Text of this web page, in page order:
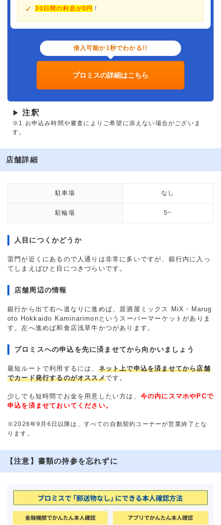
30日間の利息が0円 ！
借入可能か1秒でわかる!!
プロミスの詳細はこちら
▶ 注釈
※1.お申込み時間や審査によりご希望に添えない場合がございま
す。
店舗詳細
駐車場 なし
駐輪場 5~
人目につくかどうか
雷門が近くにあるので人通りは非常に多いですが、銀行内に入っ
てしまえばひと目につきづらいです。
店舗周辺の情報
銀行から出て右へ道なりに進めば、居酒屋ミックス MiX・Marug
oto Hokkaido Kaminarimonというスーパーマーケットがありま
す。左へ進めば和食店浅草牛かつがあります。
プロミスへの申込を先に済ませてから向かいましょう
最短ルートで利用するには、 ネット上で申込を済ませてから店舗
でカード発行するのがオススメです。
少しでも短時間でお金を用意したい方は、 今の内にスマホやPCで
申込を済ませておいてください。
※2026年9月6日以降は、すべての自動契約コーナーが営業終了とな
ります。
【注意】書類の持参を忘れずに